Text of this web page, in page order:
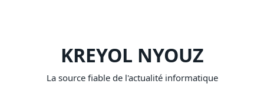
KREYOL NYOUZ
La source fiable de l'actualité informatique